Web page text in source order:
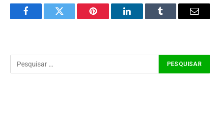
FacebookTwitter Pinterest LinkedInTumblr Email